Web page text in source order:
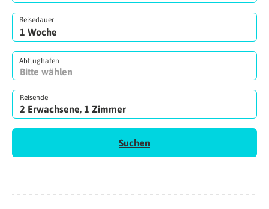
Reisedauer
Abflughafen
Reisende
2 Erwachsene, 1 Zimmer
Suchen